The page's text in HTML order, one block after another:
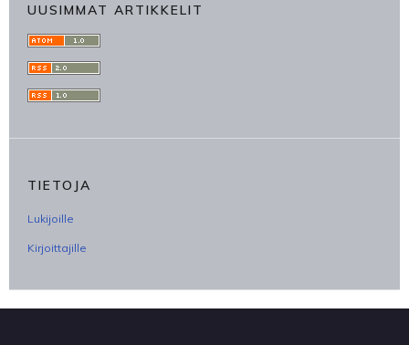
UUSIMMAT ARTIKKELIT
TIETOJA
Lukijoille
Kirjoittajille